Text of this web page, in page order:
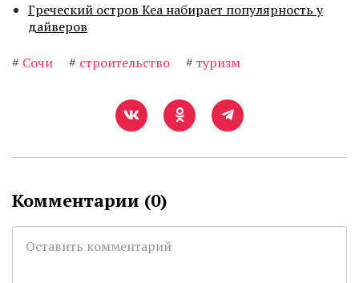
Греческий остров Кеа набирает популярность у
дайверов
# Сочи # строительство # туризм
Комментарии (0)